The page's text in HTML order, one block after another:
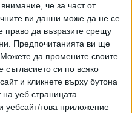
че за част от
ви данни може да не се
право да възразите срещу
Предпочитанията ви ще
да промените своите
съгласието си по всяко
и кликнете върху бутона
уеб страницата.
уебсайт/това приложение
на земеделието